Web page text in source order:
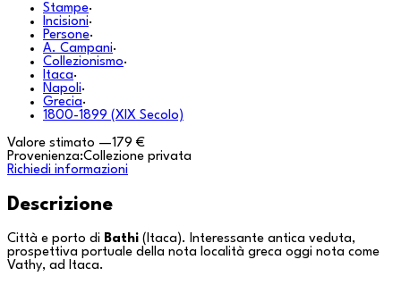
Stampe·
Incisioni·
Persone·
A. Campani·
Collezionismo·
Itaca·
Napoli·
Grecia·
1800-1899 (XIX Secolo)
Valore stimato —179 €
Provenienza:Collezione privata
Richiedi informazioni
Descrizione
Città e porto di Bathi ( Itaca). Interessante antica veduta,
prospettiva portuale della nota località greca oggi nota come
Vathy, ad Itaca.